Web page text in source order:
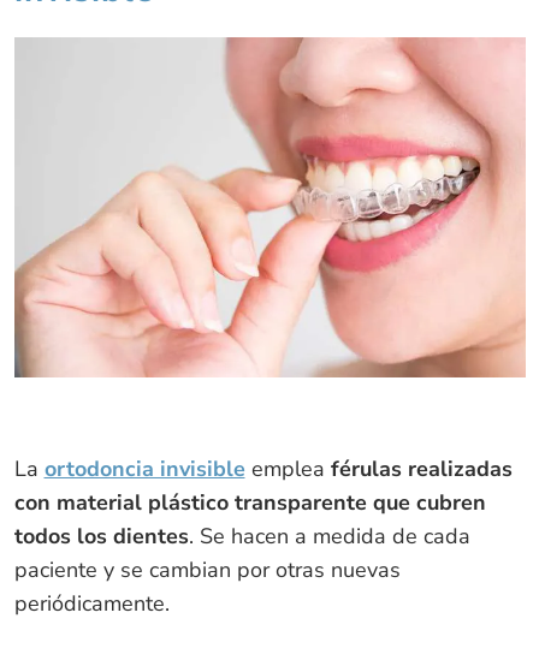
La ortodoncia invisible emplea férulas realizadas
con material plástico transparente que cubren
todos los dientes. Se hacen a medida de cada
paciente y se cambian por otras nuevas
periódicamente.